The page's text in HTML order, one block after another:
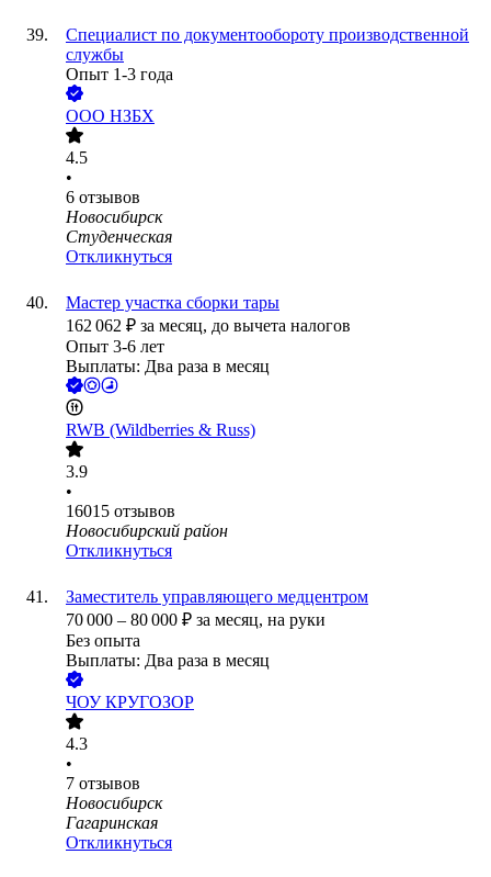
Специалист по документообороту производственной
службы
Опыт 1-3 года
ООО НЗБХ
4.5
•
6 отзывов
Новосибирск
Студенческая
Откликнуться
Мастер участка сборки тары
162 062 ₽ за месяц, до вычета налогов
Опыт 3-6 лет
Выплаты: Два раза в месяц
RWB (Wildberries & Russ)
3.9
•
16015 отзывов
Новосибирский район
Откликнуться
Заместитель управляющего медцентром
70 000 – 80 000 ₽ за месяц, на руки
Без опыта
Выплаты: Два раза в месяц
ЧОУ КРУГОЗОР
4.3
•
7 отзывов
Новосибирск
Гагаринская
Откликнуться